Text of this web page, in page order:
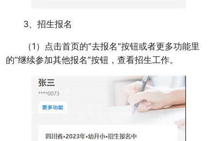
3、招生报名
（1）点击首页的“去报名”按钮或者更多功能里
的“继续参加其他报名”按钮，查看招生工作。